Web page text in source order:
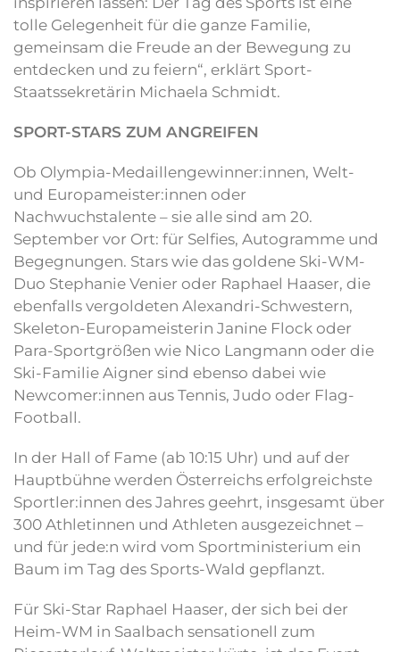
tolle Gelegenheit für die ganze Familie,
gemeinsam die Freude an der Bewegung zu
entdecken und zu feiern“, erklärt Sport-
Staatssekretärin Michaela Schmidt.
SPORT-STARS ZUM ANGREIFEN
Ob Olympia-Medaillengewinner:innen, Welt-
und Europameister:innen oder
Nachwuchstalente – sie alle sind am 20.
September vor Ort: für Selfies, Autogramme und
Begegnungen. Stars wie das goldene Ski-WM-
Duo Stephanie Venier oder Raphael Haaser, die
ebenfalls vergoldeten Alexandri-Schwestern,
Skeleton-Europameisterin Janine Flock oder
Para-Sportgrößen wie Nico Langmann oder die
Ski-Familie Aigner sind ebenso dabei wie
Newcomer:innen aus Tennis, Judo oder Flag-
Football.
In der Hall of Fame (ab 10:15 Uhr) und auf der
Hauptbühne werden Österreichs erfolgreichste
Sportler:innen des Jahres geehrt, insgesamt über
300 Athletinnen und Athleten ausgezeichnet –
und für jede:n wird vom Sportministerium ein
Baum im Tag des Sports-Wald gepflanzt.
Für Ski-Star Raphael Haaser, der sich bei der
Heim-WM in Saalbach sensationell zum